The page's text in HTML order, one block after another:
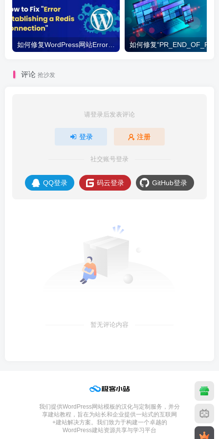
如何修复WordPress网站Error Establishing a Redis Connection问题
评论 抢沙发
请登录后发表评论
登录 注册
社交账号登录
QQ登录 码云登录 GitHub登录
暂无评论内容
我们提供WordPress网站模板的汉化与定制服务，并分
享建站教程，旨在为站长和企业提供一站式的互联网
+建站解决方案。我们致力于构建一个卓越的
WordPress建站资源共享与学习平台